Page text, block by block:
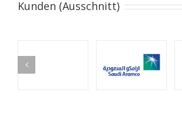
Kunden (Ausschnitt)